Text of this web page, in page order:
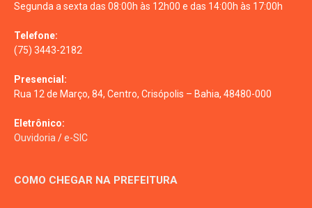
Segunda a sexta das 08:00h às 12h00 e das 14:00h às 17:00h
Telefone:
(75) 3443-2182
Presencial:
Rua 12 de Março, 84, Centro, Crisópolis – Bahia, 48480-000
Eletrônico:
Ouvidoria /e-SIC
COMO CHEGAR NA PREFEITURA